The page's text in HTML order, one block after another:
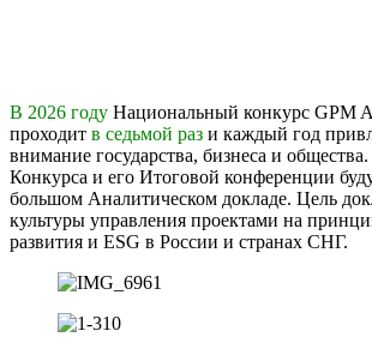
В 2026 году Национальный конкурс GPM
проходит в седьмой раз и каждый год
внимание государства, бизнеса и общества.
Конкурса и его Итоговой конференции
большом Аналитическом докладе. Цель
культуры управления проектами на
развития и ESG в России и странах СНГ.